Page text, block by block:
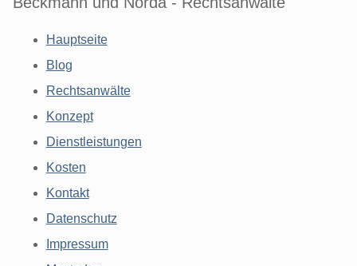
Hauptseite
Blog
Rechtsanwälte
Konzept
Dienstleistungen
Kosten
Kontakt
Datenschutz
Impressum